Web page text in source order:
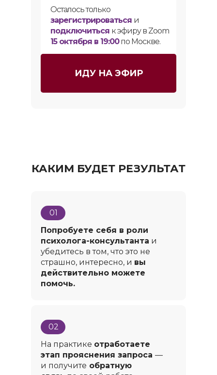
ИДУ НА ЭФИР
Осталось только
зарегистрироваться и
подключиться к эфиру в Zoom
15 октября в 19:00по Москве.
КАКИМ БУДЕТ РЕЗУЛЬТАТ
01
Попробуете себя в роли
психолога-консультанта и
убедитесь в том, что это не
страшно, интересно, и вы
действительно можете
помочь.
02
На практике отработаете
этап прояснения запроса —
и получите обратную